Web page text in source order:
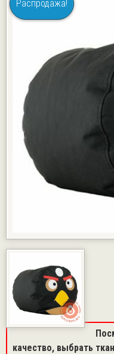
КАРТЫ РАССРОЧКИ
ДОСТАВКА И ОПЛАТА
ФОТОГАЛЕРЕЯ
ОТЗЫВЫ
ПАРТНЁРАМ
КОНТАКТЫ
Распродажа!
качество, выбрать